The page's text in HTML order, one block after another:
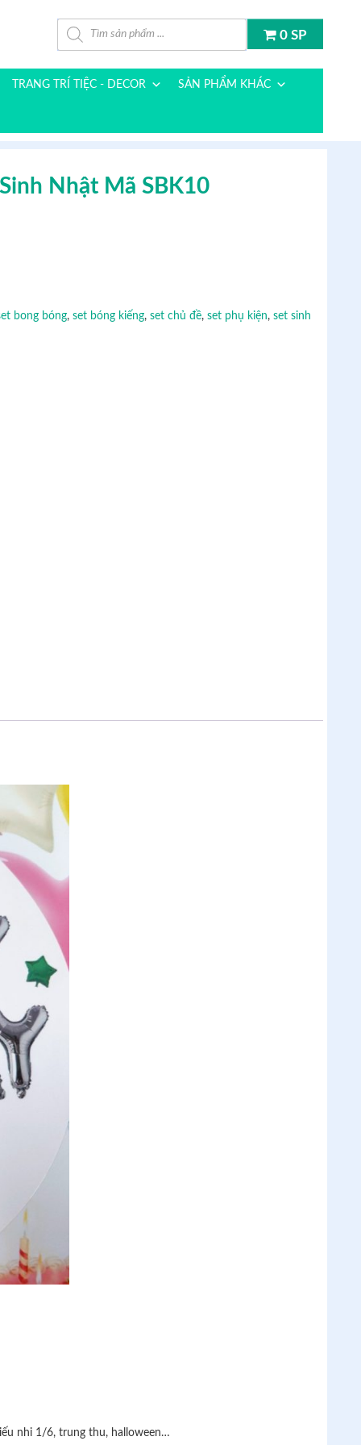
Tìm kiếm sản phẩm
0 SP
TRANG TRÍ TIỆC - DECOR SẢN PHẨM KHÁC
Nhật Mã SBK10
₫.
bong bóng, set bóng kiếng, set chủ đề, set phụ kiện, set sinh
nhi 1/6, trung thu, halloween…